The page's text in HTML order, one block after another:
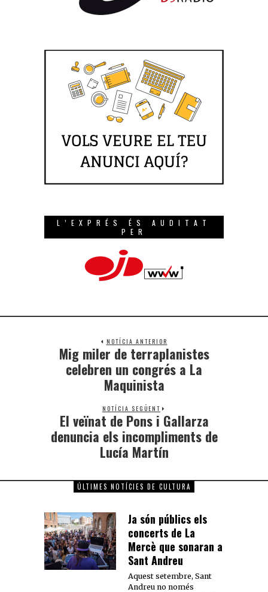
L’EXPRÉS ÉS AUDITAT
PER
NOTÍCIA ANTERIOR
Mig miler de terraplanistes
celebren un congrés a La
Maquinista
NOTÍCIA SEGÜENT
El veïnat de Pons i Gallarza
denuncia els incompliments de
Lucía Martín
ÚLTIMES NOTÍCIES DE CULTURA
Ja són públics els
concerts de La
Mercè que sonaran a
Sant Andreu
Aquest setembre, Sant
Andreu no només